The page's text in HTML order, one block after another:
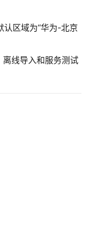
认区域为“华为-北京
线导入和服务测试